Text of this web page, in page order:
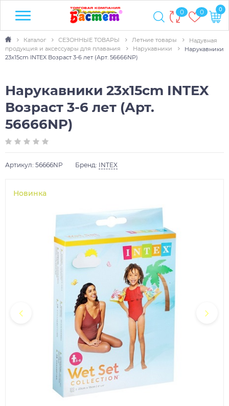
0 0 0
Каталог СЕЗОННЫЕ ТОВАРЫ Летние товары
Надувная
продукция и аксессуары для плавания
Нарукавники
Нарукавники
23x15cm INTEX Возраст 3-6 лет (Арт. 56666NP)
Нарукавники 23x15cm INTEX
Возраст 3-6 лет (Арт.
56666NP)
Артикул: 56666NP Бренд: INTEX
Новинка